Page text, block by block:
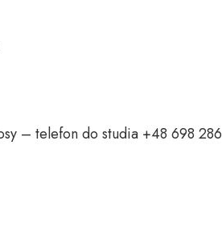
– telefon do studia +48 698 286